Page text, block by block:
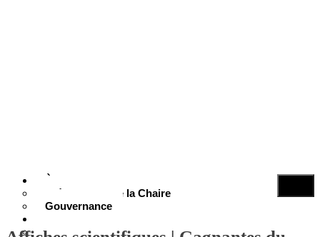
Présentation de la Chaire
Gouvernance
Cotitulaires